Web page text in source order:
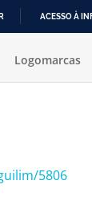
ACESSO À
Logomarcas
5806